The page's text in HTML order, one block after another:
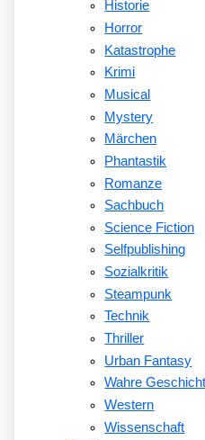
Historie
Horror
Katastrophe
Krimi
Musical
Mystery
Märchen
Phantastik
Romanze
Sachbuch
Science Fiction
Selfpublishing
Sozialkritik
Steampunk
Technik
Thriller
Urban Fantasy
Wahre
Western
Wissenschaft